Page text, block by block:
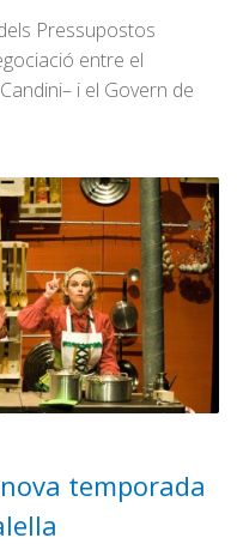
Pressupostos
entre el
i el Govern de
temporada